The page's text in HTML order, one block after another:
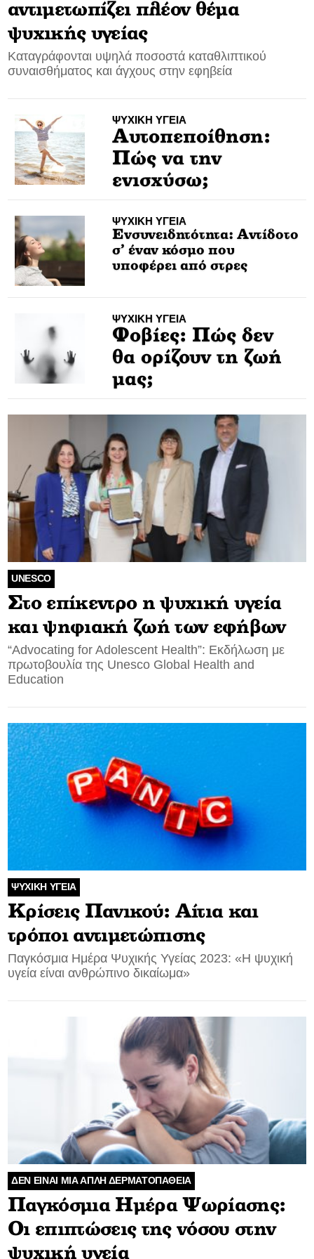
CONTACT
ADVERTISE
αντιμετωπίζει πλέον θέμα
ψυχικής υγείας
Καταγράφονται υψηλά ποσοστά καταθλιπτικού
συναισθήματος και άγχους στην εφηβεία
ΨΥΧΙΚΗ ΥΓΕΙΑ
Αυτοπεποίθηση:
Πώς να την
ενισχύσω;
ΨΥΧΙΚΗ ΥΓΕΙΑ
Ενσυνειδητότητα: Αντίδοτο
σ’ έναν κόσμο που
υποφέρει από στρες
ΨΥΧΙΚΗ ΥΓΕΙΑ
Φοβίες: Πώς δεν
θα ορίζουν τη ζωή
μας;
UNESCO
Στο επίκεντρο η ψυχική υγεία
και ψηφιακή ζωή των εφήβων
“Advocating for Adolescent Health”: Εκδήλωση με
πρωτοβουλία της Unesco Global Health and
Education
ΨΥΧΙΚΗ ΥΓΕΙΑ
Κρίσεις Πανικού: Αίτια και
τρόποι αντιμετώπισης
Παγκόσμια Ημέρα Ψυχικής Υγείας 2023: «Η ψυχική
υγεία είναι ανθρώπινο δικαίωμα»
ΔΕΝ ΕΙΝΑΙ ΜΙΑ ΑΠΛΗ ΔΕΡΜΑΤΟΠΑΘΕΙΑ
Παγκόσμια Ημέρα Ψωρίασης:
Οι επιπτώσεις της νόσου στην
ψυχική υγεία